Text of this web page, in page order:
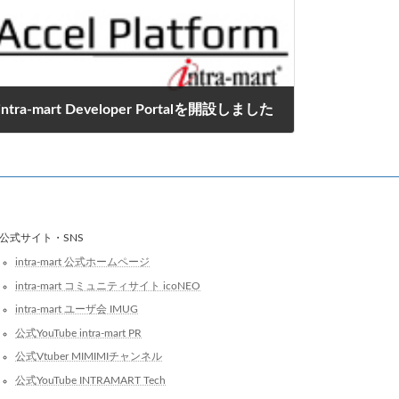
mart Developer Portalを開設しました
公式サイト・SNS
intra-mart 公式ホームページ
intra-mart コミュニティサイト icoNEO
intra-mart ユーザ会 IMUG
公式YouTube intra-mart PR
公式Vtuber MIMIMIチャンネル
公式YouTube INTRAMART Tech